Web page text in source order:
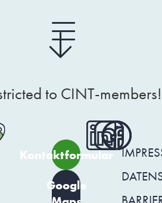
to CINT-members!
Kontaktformular
Google